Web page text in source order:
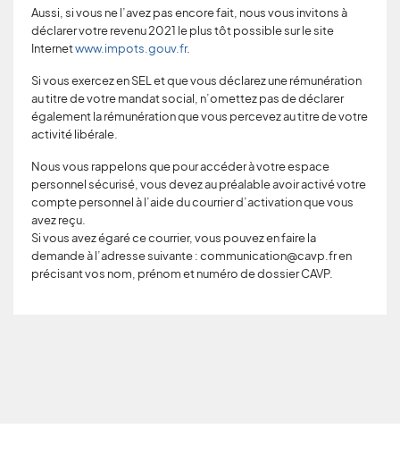
Aussi, si vous ne l’avez pas encore fait, nous vous invitons à
déclarer votre revenu 2021 le plus tôt possible sur le site
Internetwww.impots.gouv.fr.
Si vous exercez en SEL et que vous déclarez une rémunération
au titre de votre mandat social, n’omettez pas de déclarer
également la rémunération que vous percevez au titre de votre
activité libérale.
Nous vous rappelons que pour accéder à votre espace
personnel sécurisé, vous devez au préalable avoir activé votre
compte personnel à l’aide du courrier d’activation que vous
avez reçu.
Si vous avez égaré ce courrier, vous pouvez en faire la
demande à l’adresse suivante : communication@cavp.fr en
précisant vos nom, prénom et numéro de dossier CAVP.